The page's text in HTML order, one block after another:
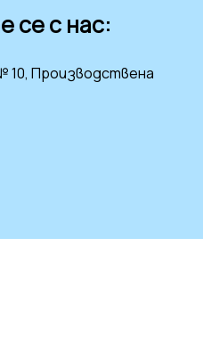
се с нас:
10, Производствена